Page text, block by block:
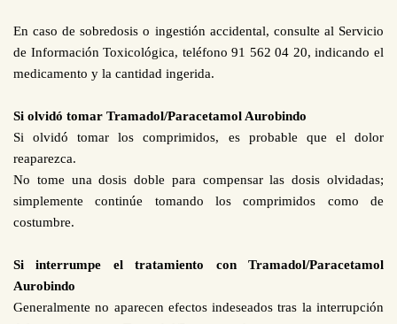
En caso de sobredosis o ingestión accidental, consulte al Servicio
de Información Toxicológica, teléfono 91 562 04 20, indicando el
medicamento y la cantidad ingerida.
Si olvidó tomar Tramadol/Paracetamol Aurobindo
Si olvidó tomar los comprimidos, es probable que el dolor
reaparezca.
No tome una dosis doble para compensar las dosis olvidadas;
simplemente continúe tomando los comprimidos como de
costumbre.
Si interrumpe el tratamiento con Tramadol/Paracetamol
Aurobindo
Generalmente no aparecen efectos indeseados tras la interrupción